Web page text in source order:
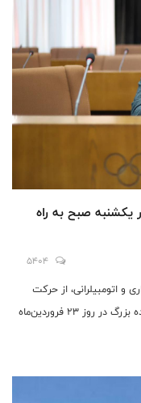
یکشنبه صبح به راه
5404
و اتومبیلرانی، از حرکت
کاروان «وحدت و اقتدار» با حضور اعضای این خانواده بزرگ در روز ۲۳ فروردین‌ماه